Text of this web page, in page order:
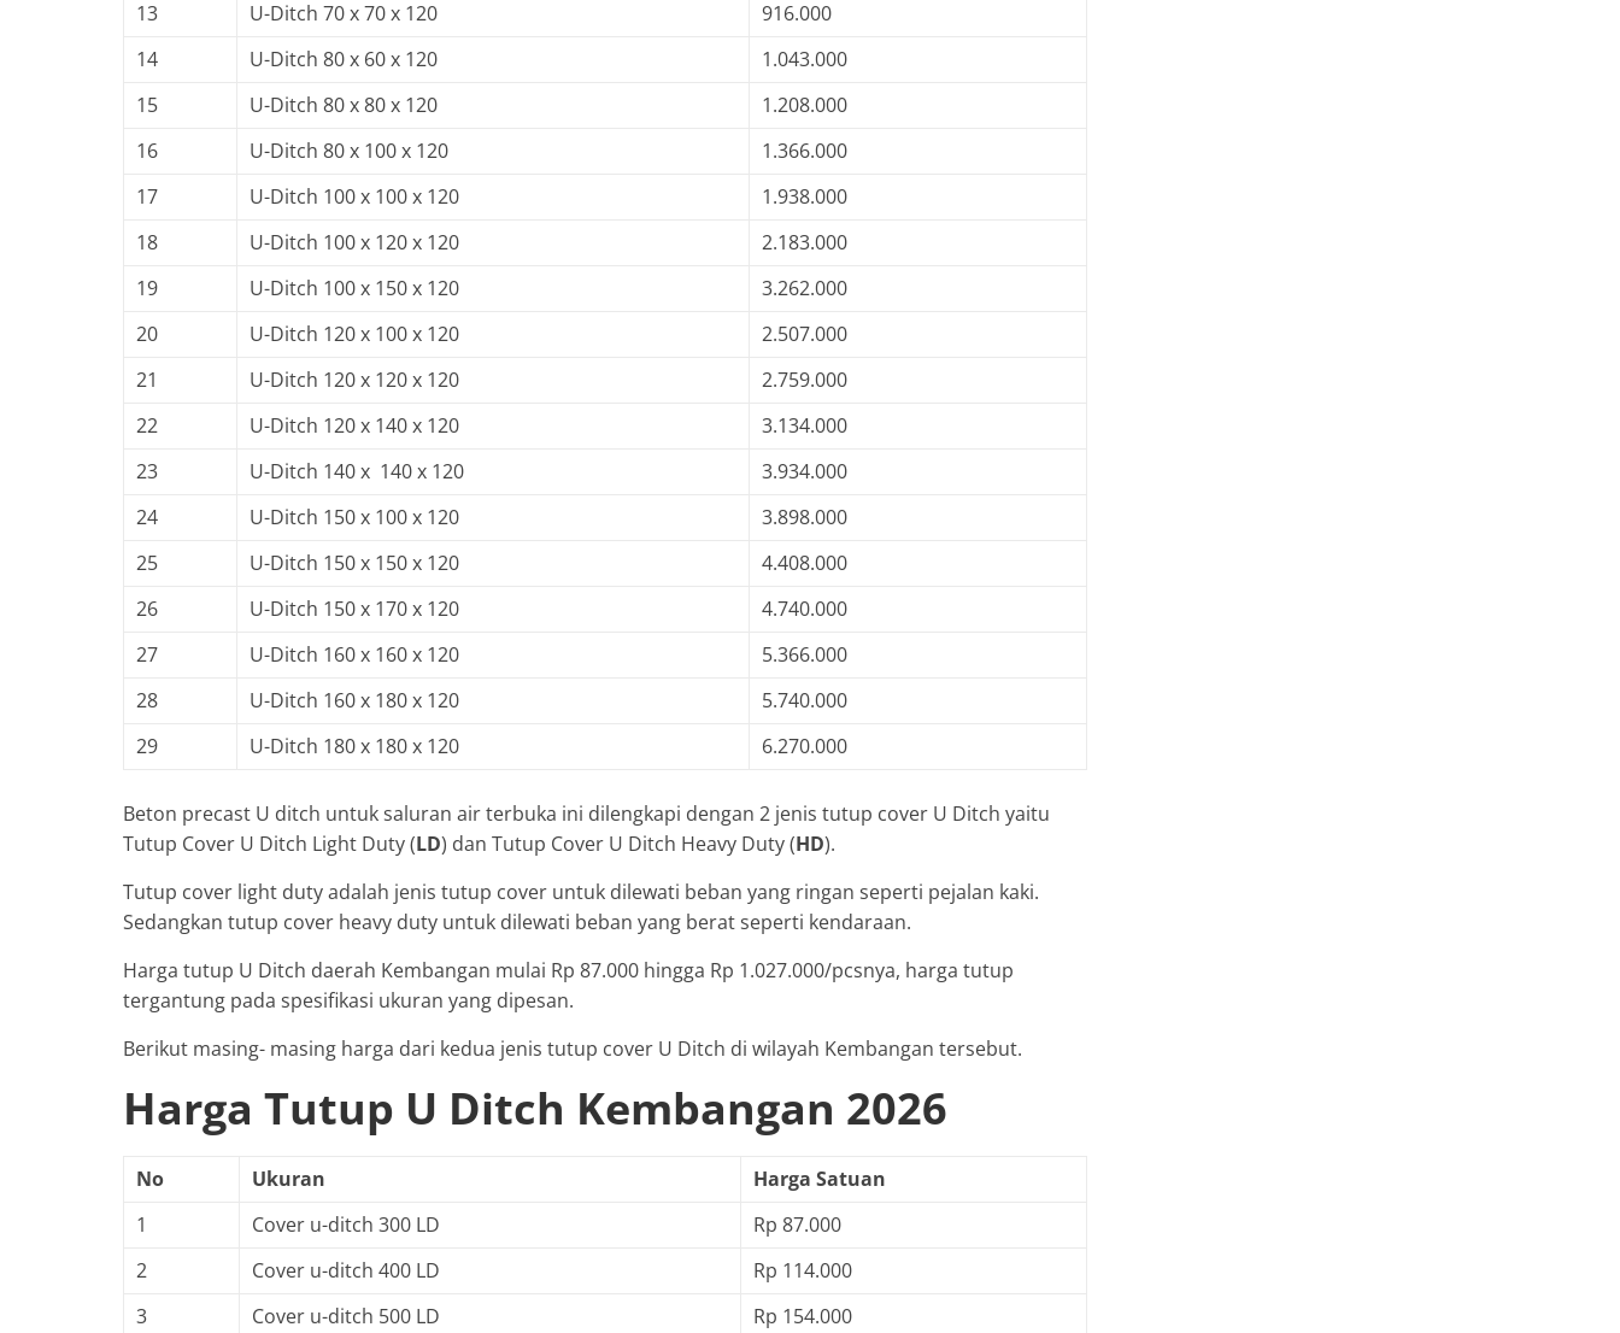
13
U-Ditch 70 x 70 x 120
916.000
14
U-Ditch 80 x 60 x 120
1.043.000
15
U-Ditch 80 x 80 x 120
1.208.000
16
U-Ditch 80 x 100 x 120
1.366.000
17
U-Ditch 100 x 100 x 120
1.938.000
18
U-Ditch 100 x 120 x 120
2.183.000
19
U-Ditch 100 x 150 x 120
3.262.000
20
U-Ditch 120 x 100 x 120
2.507.000
21
U-Ditch 120 x 120 x 120
2.759.000
22
U-Ditch 120 x 140 x 120
3.134.000
23
U-Ditch 140 x 140 x 120
3.934.000
24
U-Ditch 150 x 100 x 120
3.898.000
25
U-Ditch 150 x 150 x 120
4.408.000
26
U-Ditch 150 x 170 x 120
4.740.000
27
U-Ditch 160 x 160 x 120
5.366.000
28
U-Ditch 160 x 180 x 120
5.740.000
29
U-Ditch 180 x 180 x 120 6.270.000
Beton precast U ditch untuk saluran air terbuka ini dilengkapi dengan 2 jenis tutup cover U Ditch yaitu
Tutup Cover U Ditch Light Duty (LD) dan Tutup Cover U Ditch Heavy Duty (HD).
Tutup cover light duty adalah jenis tutup cover untuk dilewati beban yang ringan seperti pejalan kaki.
Sedangkan tutup cover heavy duty untuk dilewati beban yang berat seperti kendaraan.
Harga tutup U Ditch daerah Kembangan mulai Rp 87.000 hingga Rp 1.027.000/pcsnya, harga tutup
tergantung pada spesifikasi ukuran yang dipesan.
Berikut masing- masing harga dari kedua jenis tutup cover U Ditch di wilayah Kembangan tersebut.
Harga Tutup U Ditch Kembangan 2026
No Ukuran
Harga Satuan
1
Cover u-ditch 300 LD
Rp 87.000
2
Cover u-ditch 400 LD
Rp 114.000
3
Cover u-ditch 500 LD Rp 154.000